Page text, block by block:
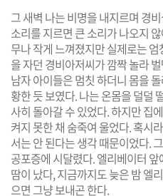
그 새벽 나는 비명을 내지르며 경
소리를 지르면 큰 소리가 나오지
무나 작게 느껴졌지만 실제로는
을 자던 경비아저씨가 깜짝 놀라
남자 아이들은 멈칫 하더니 몸을
황한 듯 보였다. 나는 온몸을 덜덜
사히 돌아갈 수 있었다. 하지만 집
켜지 못한 채 숨죽여 울었다. 혹시
서는 안 된다는 생각 때문이었다.
공포증에 시달렸다. 엘리베이터
땀이 났다, 지금까지도 늦은 밤 엘
으면 그냥 보내곤 한다.